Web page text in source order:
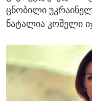
ცნობილი
ნატალია კოშელი